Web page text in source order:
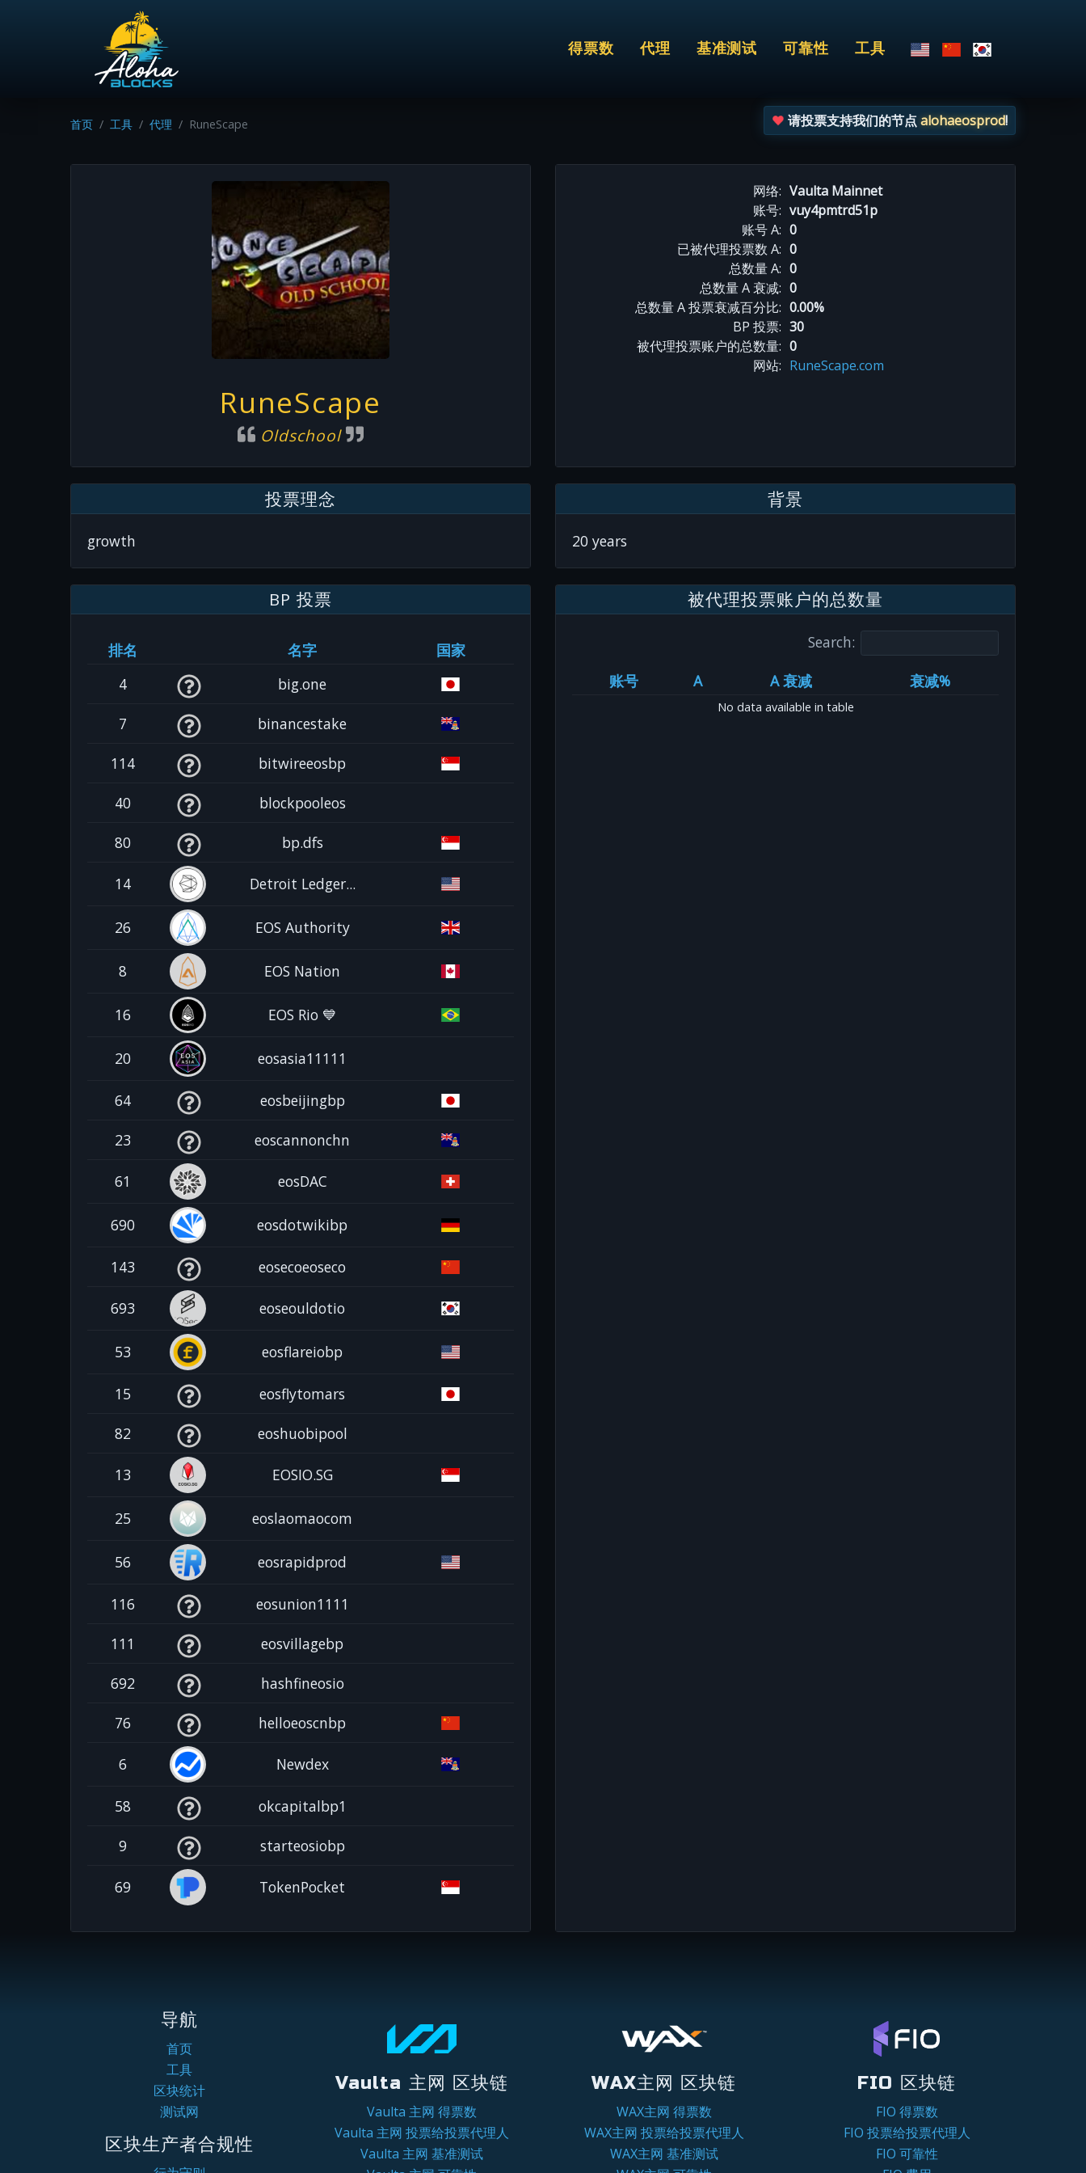
得票数 代理 基准测试 可靠性 工具
首页 工具 代理 RuneScape 请投票支持我们的节点alohaeosprod!
RuneScape
Oldschool
网络: Vaulta Mainnet
账号: vuy4pmtrd51p
账号 A: 0
已被代理投票数 A: 0
总数量 A: 0
总数量 A 衰减: 0
总数量 A 投票衰减百分比: 0.00%
BP 投票: 30
被代理投票账户的总数量: 0
网站: RuneScape.com
投票理念
growth
背景
20 years
BP 投票
排名 名字
国家
4
big.one
7 binancestake
114 bitwireeosbp
40 blockpooleos
80 bp.dfs
14 Detroit Ledger...
26 EOS Authority
8 EOS Nation
16 EOS Rio 💙
20 eosasia11111
64 eosbeijingbp
23 eoscannonchn
61 eosDAC
690 eosdotwikibp
143 eosecoeoseco
693 eoseouldotio
53 eosflareiobp
15 eosflytomars
82 eoshuobipool
13 EOSIO.SG
25 eoslaomaocom
56 eosrapidprod
116 eosunion1111
111 eosvillagebp
692 hashfineosio
76 helloeoscnbp
6 Newdex
58 okcapitalbp1
9 starteosiobp
69 TokenPocket
被代理投票账户的总数量
Search:
账号
A A 衰减 衰减%
No data available in table
导航
首页
工具
区块统计
测试网
区块生产者合规性
Vaulta 主网 区块链
Vaulta 主网 得票数
Vaulta 主网 投票给投票代理人
Vaulta 主网 基准测试
WAX主网 区块链
WAX主网 得票数
WAX主网 投票给投票代理人
WAX主网 基准测试
FIO 区块链
FIO 得票数
FIO 投票给投票代理人
FIO 可靠性